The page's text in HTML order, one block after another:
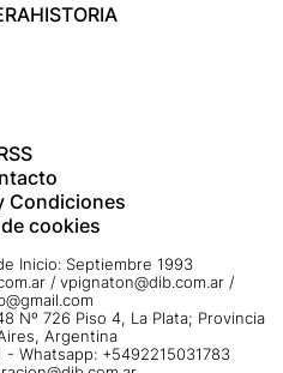
HISTORIA
Condiciones
cookies
Inicio: Septiembre 1993
/ vpignaton@dib.com.ar /
Nº 726 Piso 4, La Plata; Provincia
Argentina
Whatsapp: +5492215031783